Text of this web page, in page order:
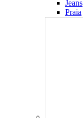
Jeans
Praia